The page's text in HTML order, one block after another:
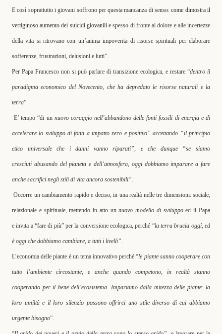
E così soprattutto i giovani soffrono per questa mancanza di senso: come dimostra il
vertiginoso aumento dei suicidi giovanili e spesso di fronte al dolore e alle incertezze
della vita si ritrovano con un’anima impoverita di risorse spirituali per elaborare
sofferenze, frustrazioni, delusioni e lutti”.
Per Papa Francesco non si può parlare di transizione ecologica, e restare “dentro il
paradigma economico del Novecento, che ha depredato le risorse naturali e la
terra”.
E’ tempo “di un nuovo coraggio nell’abbandono delle fonti fossili di energia e di
accelerare lo sviluppo di fonti a impatto zero e positivo” accettando “il principio
etico universale che i danni vanno riparati”, e che dunque “se siamo
cresciuti abusando del pianeta e dell’atmosfera, oggi dobbiamo imparare a fare
anche sacrifici negli stili di vita ancora sostenibili”.
Occorre un cambiamento rapido e deciso, in una realtà nelle tre dimensioni: sociale,
relazionale e spirituale, mettendo in atto unnuovo modello di sviluppoed il Papa
e invita a “fare di più” per la conversione ecologica, perché “la terra brucia oggi, ed
è oggi che dobbiamo cambiare, a tutti i livelli”
L’economia delle piante è un tema innovativo perché “le piante sanno cooperare con
tutto l’ambiente circostante, e anche quando competono, in realtà stanno
cooperando per il bene dell’ecosistema. Impariamo dalla mitezza delle piante: la
loro umiltà e il loro silenzio possono offrirci uno stile diverso di cui abbiamo
urgente bisogno”.